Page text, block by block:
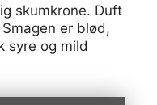
skumkrone. Duft
er blød,
syre og mild